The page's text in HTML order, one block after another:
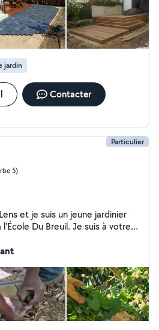
jardin
Contacter
Particulier
5)
et je suis un jeune jardinier
Du Breuil. Je suis à votre
extérieurs. Je suis
à me contacter si vous avez des
discuter de vos besoins.
être à votre écoute et
dans les meilleures conditions
soigné et adapté à votre